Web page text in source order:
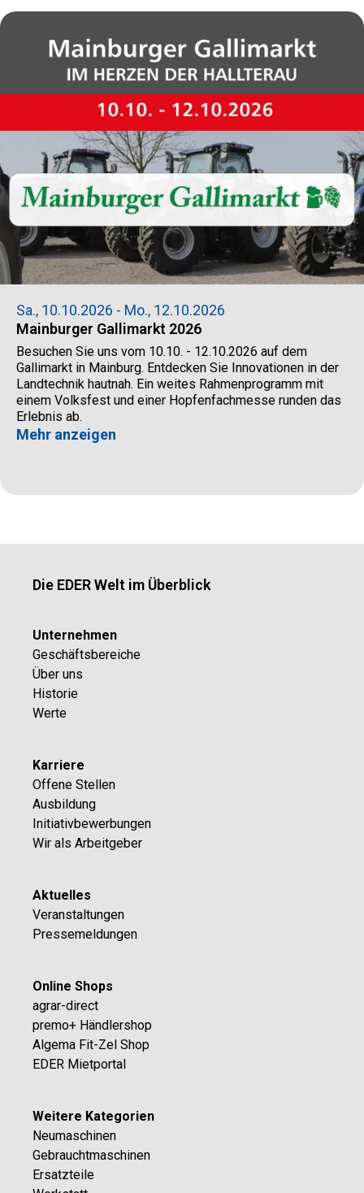
Sa., 10.10.2026 - Mo., 12.10.2026
Mainburger Gallimarkt 2026
Besuchen Sie uns vom 10.10. - 12.10.2026 auf dem
Gallimarkt in Mainburg. Entdecken Sie Innovationen in der
Landtechnik hautnah. Ein weites Rahmenprogramm mit
einem Volksfest und einer Hopfenfachmesse runden das
Erlebnis ab.
Mehr anzeigen
Die EDER Welt im Überblick
Unternehmen
Geschäftsbereiche
Über uns
Historie
Werte
Karriere
Offene Stellen
Ausbildung
Initiativbewerbungen
Wir als Arbeitgeber
Aktuelles
Veranstaltungen
Pressemeldungen
Online Shops
agrar-direct
premo+ Händlershop
Algema Fit-Zel Shop
EDER Mietportal
Weitere Kategorien
Neumaschinen
Gebrauchtmaschinen
Ersatzteile